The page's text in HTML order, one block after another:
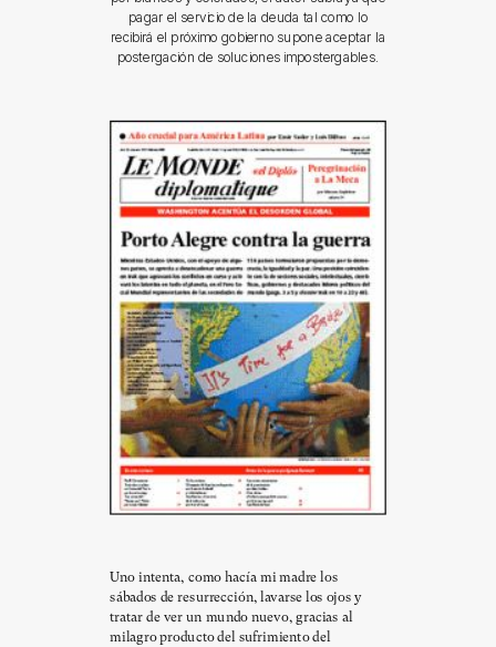
pagar el servicio de la deuda tal como lo
recibirá el próximo gobierno supone aceptar la
postergación de soluciones impostergables.
Uno intenta, como hacía mi madre los
sábados de resurrección, lavarse los ojos y
tratar de ver un mundo nuevo, gracias al
milagro producto del sufrimiento del